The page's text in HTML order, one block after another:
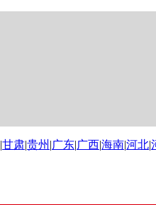
|甘肃|贵州 |广东|广西|海南|河北|